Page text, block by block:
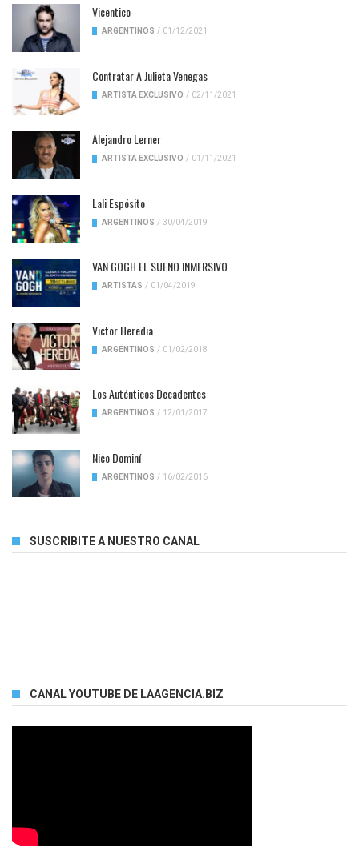
Vicentico
ARGENTINOS / 01/12/2021
Contratar A Julieta Venegas
ARTISTA EXCLUSIVO / 02/11/2021
Alejandro Lerner
ARTISTA EXCLUSIVO / 01/11/2021
Lali Espósito
ARGENTINOS / 30/04/2019
VAN GOGH EL SUENO INMERSIVO
ARTISTAS / 01/04/2019
Victor Heredia
ARGENTINOS / 01/02/2018
Los Auténticos Decadentes
ARGENTINOS / 12/01/2017
Nico Dominí
ARGENTINOS / 16/02/2016
SUSCRIBITE A NUESTRO CANAL
CANAL YOUTUBE DE LAAGENCIA.BIZ